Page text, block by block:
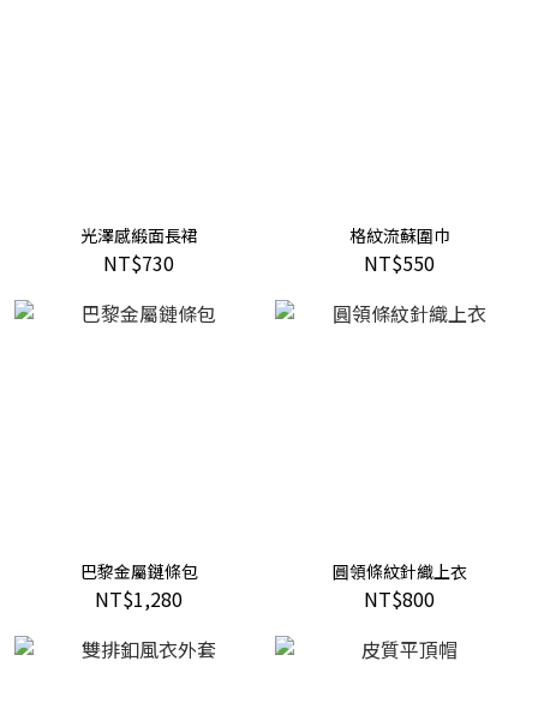
光澤感緞面長裙
NT$730
格紋流蘇圍巾
NT$550
巴黎金屬鏈條包
NT$1,280
圓領條紋針織上衣
NT$800